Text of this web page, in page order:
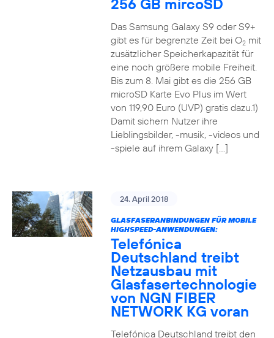
256 GB mircoSD
Das Samsung Galaxy S9 oder S9+
gibt es für begrenzte Zeit bei O2mit
zusätzlicher Speicherkapazität für
eine noch größere mobile Freiheit.
Bis zum 8. Mai gibt es die 256 GB
microSD Karte Evo Plus im Wert
von 119,90 Euro (UVP) gratis dazu.1)
Damit sichern Nutzer ihre
Lieblingsbilder, -musik, -videos und
-spiele auf ihrem Galaxy […]
24. April 2018
GLASFASERANBINDUNGEN FÜR MOBILE
HIGHSPEED-ANWENDUNGEN:
Telefónica
Deutschland treibt
Netzausbau mit
Glasfasertechnologie
von NGN FIBER
NETWORK KG voran
Telefónica Deutschland treibt den